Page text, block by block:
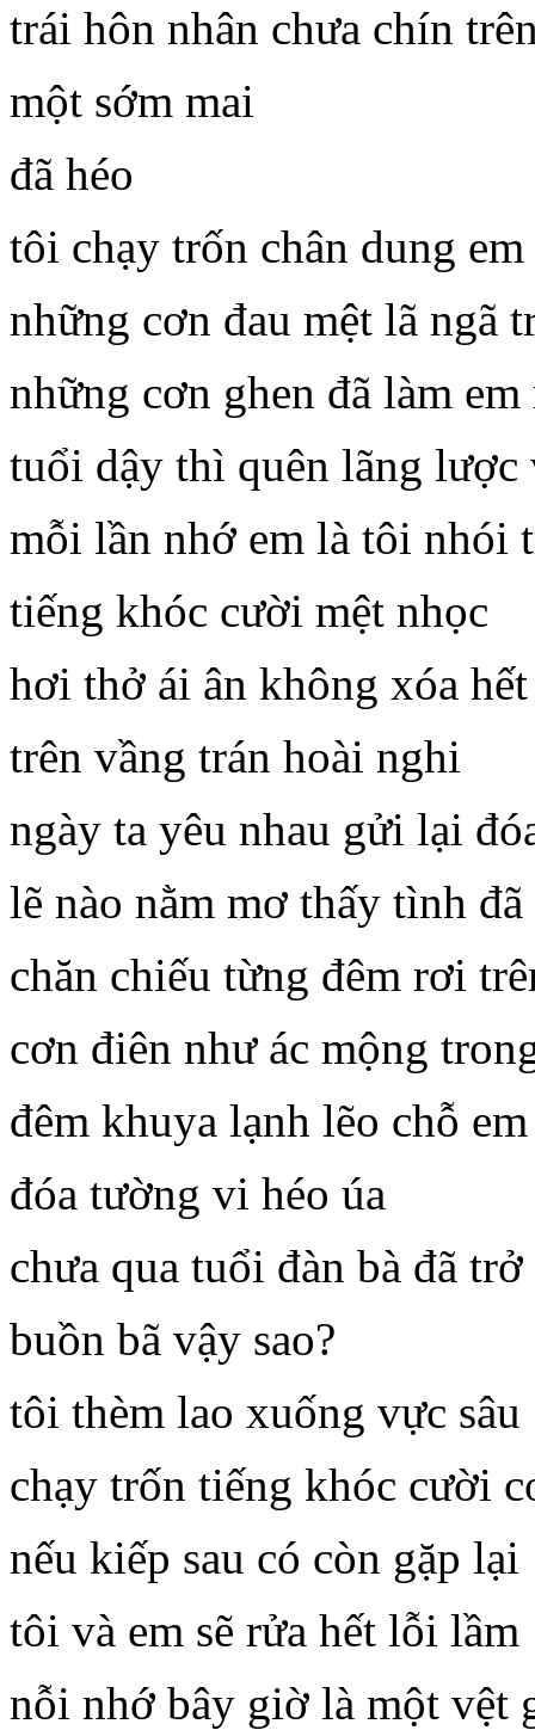
trái hôn nhân chưa chín
một sớm mai
đã héo
tôi chạy trốn chân dung
những cơn đau mệt lã ngã
những cơn ghen đã làm
tuổi dậy thì quên lãng lược
mỗi lần nhớ em là tôi nhói
tiếng khóc cười mệt nhọc
hơi thở ái ân không xóa
trên vầng trán hoài nghi
ngày ta yêu nhau gửi lại
lẽ nào nằm mơ thấy tình đã
chăn chiếu từng đêm rơi
cơn điên như ác mộng
đêm khuya lạnh lẽo chỗ
đóa tường vi héo úa
chưa qua tuổi đàn bà đã
buồn bã vậy sao?
tôi thèm lao xuống vực sâu
chạy trốn tiếng khóc cười
nếu kiếp sau có còn gặp lại
tôi và em sẽ rửa hết lỗi lầm
nỗi nhớ bây giờ là một vệt